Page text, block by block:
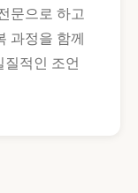
문으로 하고
과정을 함께
적인 조언